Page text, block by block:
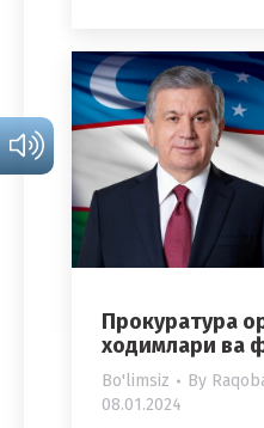
Прокуратура
ходимлари ва
Bo'limsiz By
08.01.2024